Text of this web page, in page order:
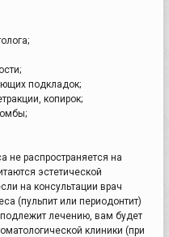
подкладок;
копирок;
не распространяется на
эстетической
на консультации врач
(пульпит или периодонтит)
лечению, вам будет
клиники (при